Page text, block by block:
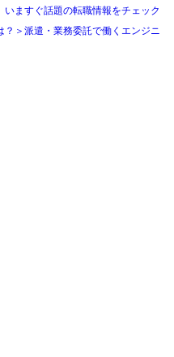
いますぐ話題の転職情報をチェック
？＞派遣・業務委託で働くエンジニ